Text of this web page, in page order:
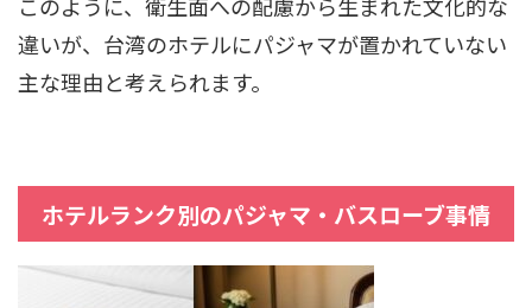
違いが、台湾のホテルにパジャマが置かれていない
主な理由と考えられます。
ホテルランク別のパジャマ・バスローブ事情